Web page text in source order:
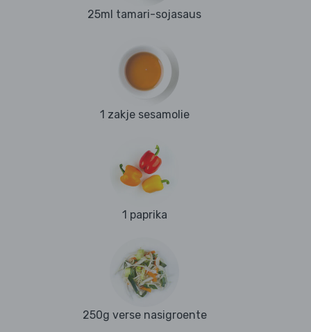
25ml tamari-sojasaus
1 zakje sesamolie
1 paprika
250g verse nasigroente